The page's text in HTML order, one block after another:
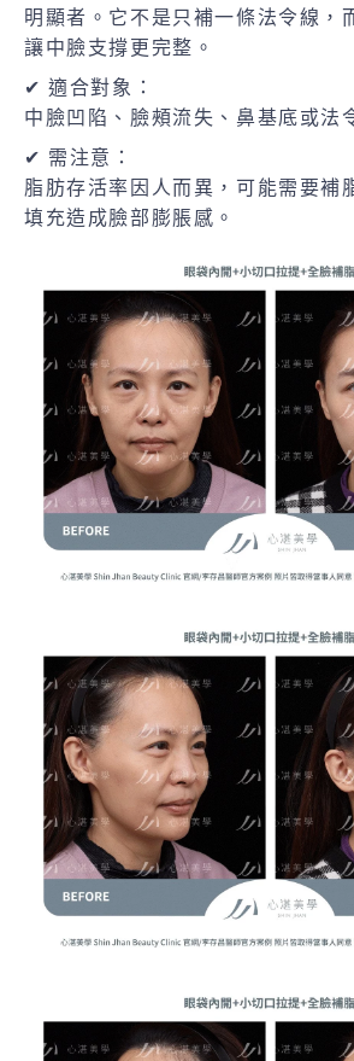
明顯者。它不是只補一條法令線，
讓中臉支撐更完整。
✔ 適合對象：
中臉凹陷、臉頰流失、鼻基底或法
✔ 需注意：
脂肪存活率因人而異，可能需要補
填充造成臉部膨脹感。